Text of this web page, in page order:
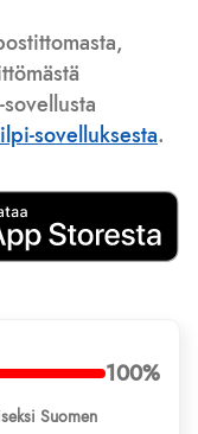
sovelluksesta.
100%
Suomen